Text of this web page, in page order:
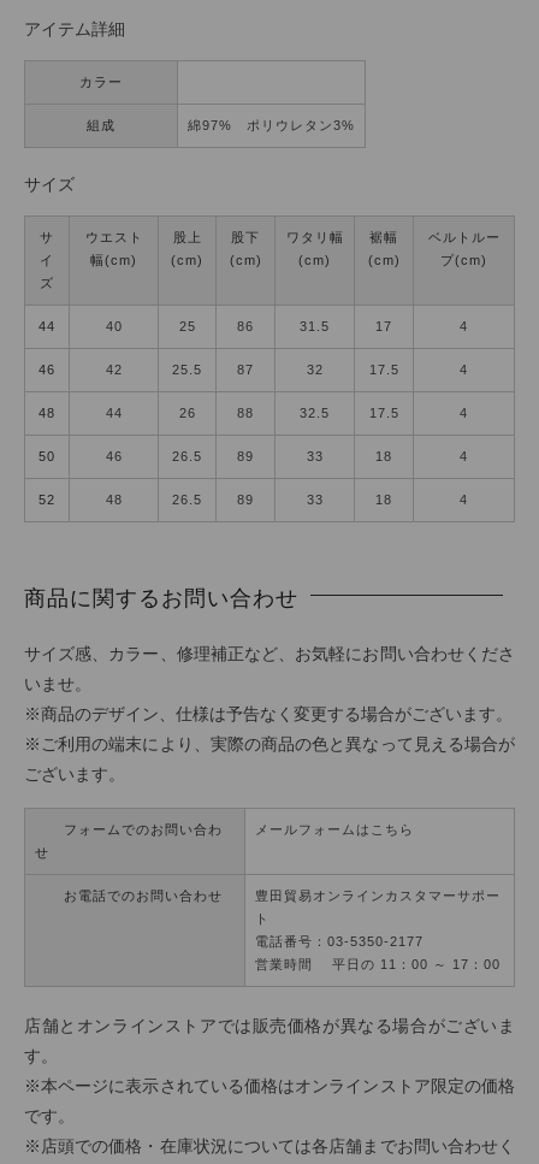
アイテム詳細
カラー
組成 綿97% ポリウレタン3%
サイズ
サ
イ
ズ
ウエスト
幅(cm)
股上
(cm)
股下
(cm)
ワタリ幅
(cm)
裾幅
(cm)
ベルトルー
プ(cm)
44 40 25 86 31.5 17 4
46 42 25.5 87 32 17.5 4
48 44 26 88 32.5 17.5 4
50 46 26.5 89 33 18 4
52 48 26.5 89 33 18 4
商品に関するお問い合わせ
サイズ感、カラー、修理補正など、お気軽にお問い合わせくださ
いませ。
※商品のデザイン、仕様は予告なく変更する場合がございます。
※ご利用の端末により、実際の商品の色と異なって見える場合が
ございます。
フォームでのお問い合わ
せ
メールフォームはこちら
お電話でのお問い合わせ
豊田貿易オンラインカスタマーサポー
ト
電話番号：03-5350-2177
営業時間 平日の 11：00 ～ 17：00
店舗とオンラインストアでは販売価格が異なる場合がございま
す。
※本ページに表示されている価格はオンラインストア限定の価格
です。
※店頭での価格・在庫状況については各店舗までお問い合わせく